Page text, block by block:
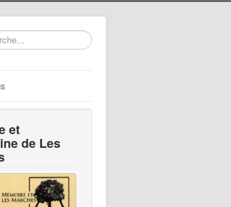
et
de Les